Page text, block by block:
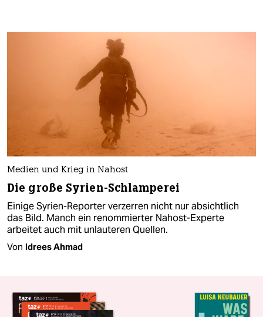
Medien und Krieg in Nahost
Die große Syrien-Schlamperei
Einige Syrien-Reporter verzerren nicht nur absichtlich
das Bild. Manch ein renommierter Nahost-Experte
arbeitet auch mit unlauteren Quellen.
Von Idrees Ahmad